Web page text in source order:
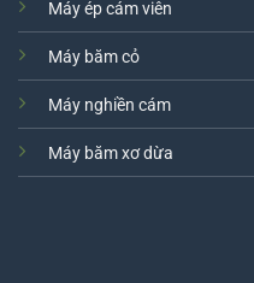
Máy ép cám viên
Máy băm cỏ
Máy nghiền cám
Máy băm xơ dừa